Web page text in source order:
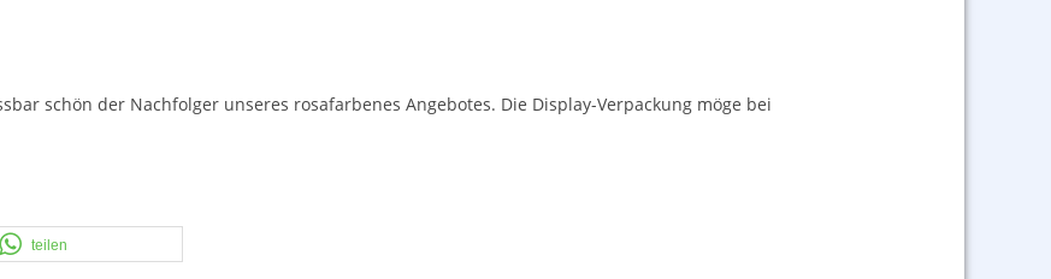
schön der Nachfolger unseres rosafarbenes Angebotes. Die Display-Verpackung möge bei
teilen